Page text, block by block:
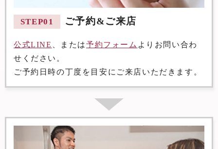
STEP01 ご予約&ご来店
公式LINE 、または予約フォーム よりお問い合わ
せください。
ご予約日時の丁度を目安にご来店いただきます。